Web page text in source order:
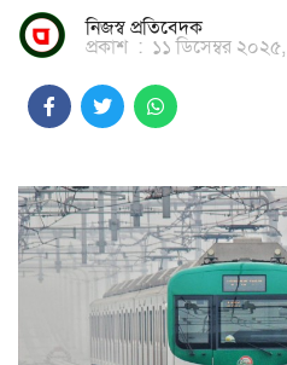
নিজস্ব প্রতিবেদক
প্রকাশ : ১১ ডিসেম্বর